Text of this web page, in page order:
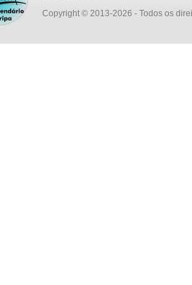
Copyright © 2013-2026 - Todos os